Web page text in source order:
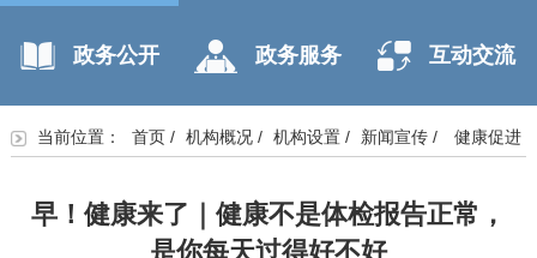
政务公开 政务服务 互动交流
当前位置： 首页/ 机构概况/ 机构设置/ 新闻宣传/ 健康促进
早！健康来了｜健康不是体检报告正常，
是你每天过得好不好